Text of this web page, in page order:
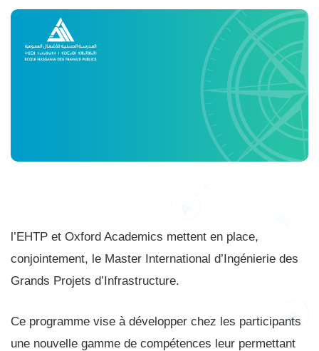
l’EHTP et Oxford Academics mettent en place,
conjointement, le Master International d’Ingénierie des
Grands Projets d’Infrastructure.
Ce programme vise à développer chez les participants
une nouvelle gamme de compétences leur permettant